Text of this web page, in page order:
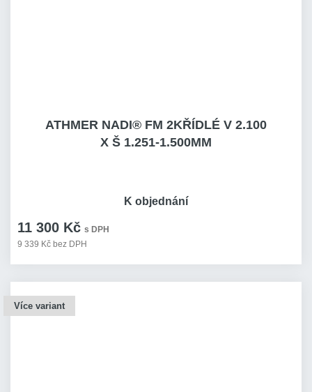
ATHMER NADI® FM 2KŘÍDLÉ V 2.100
X Š 1.251-1.500MM
11 300 Kč s DPH
9 339 Kč bez DPH
K objednání
Více variant